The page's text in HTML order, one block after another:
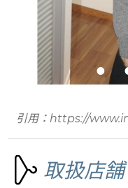
引用：https://
取扱店舗